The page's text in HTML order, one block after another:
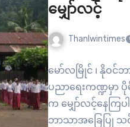
မျှော်လင့်
Thanlwintimes
မော်လမြိုင် ၊ နိုဝ
ပညာရေးကဏ္ဍမှာ ပို
က မျှော်လင့်နေကြပ
ဘာသာအခြေပြု သင်